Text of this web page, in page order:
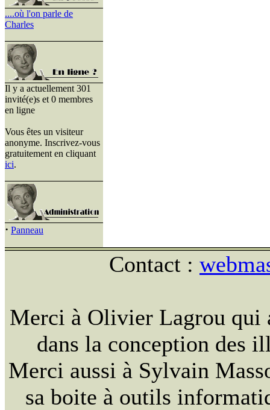
....où l'on parle de
Charles
Il y a actuellement 301
invité(e)s et 0 membres
en ligne
Vous êtes un visiteur
anonyme. Inscrivez-vous
gratuitement en cliquant
ici.
· Panneau
Contact :
Merci à Olivier Lagrou qui
dans la conception des
Merci aussi à Sylvain
sa boite à outils